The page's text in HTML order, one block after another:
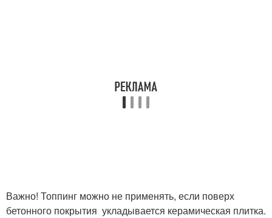
Важно! Топпинг можно не применять, если поверх
бетонного покрытия укладывается керамическая плитка.